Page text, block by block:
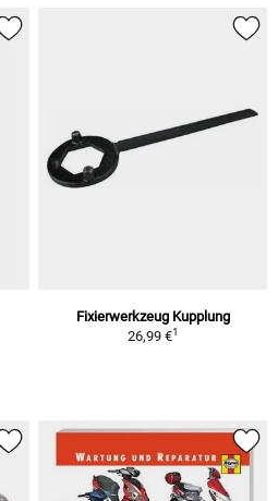
Fixierwerkzeug Kupplung
26,99 €1